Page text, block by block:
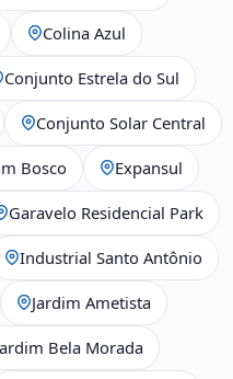
Colina Azul
Conjunto Estrela do Sul
Conjunto Solar Central
Bosco Expansul
Garavelo Residencial Park
Industrial Santo Antônio
Jardim Ametista
Bela Morada